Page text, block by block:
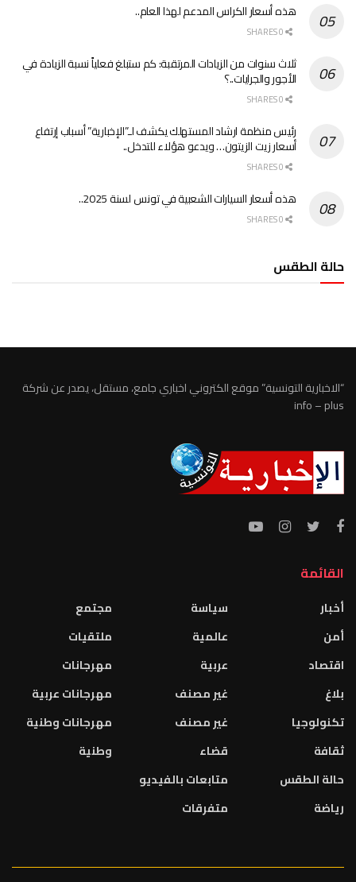
هذه أسعار الكراس المدعم لهذا العام..
ثلاث سنوات من الزيادات المرتقبة: كم ستبلغ فعلياً نسبة الزيادة في
الأجور والجرايات..؟
رئيس منظمة ارشاد المستهلك يكشف لـ”الإخبارية” أسباب إرتفاع
أسعار زيت الزيتون… ويدعو هؤلاء للتدخل..
هذه أسعار السيارات الشعبية في تونس لسنة 2025..
حالة الطقس
“الاخبارية التونسية” موقع الكتروني اخباري جامع، مستقل، يصدر عن شركة
info – plus
القائمة
أخبار
أمن
اقتصاد
بلاغ
تكنولوجيا
ثقافة
حالة الطقس
رياضة
سياسة
عالمية
عربية
غير مصنف
غير مصنف
قضاء
متابعات بالفيديو
متفرقات
مجتمع
ملتقيات
مهرجانات
مهرجانات عربية
مهرجانات وطنية
وطنية